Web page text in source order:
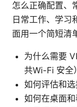
怎么正确配置、
日常工作、学习
面用一个简短清
为什么需要
共Wi-Fi 安全）
如何评估和
如何在桌面